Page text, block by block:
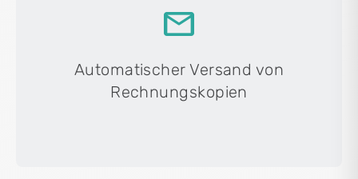
mail
Automatischer Versand von
Rechnungskopien